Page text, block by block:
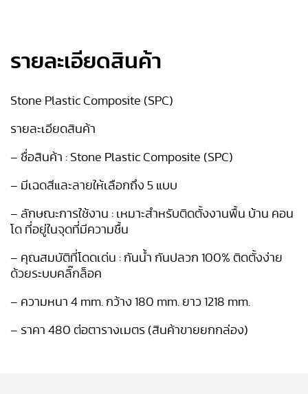
รายละเอียดสินค้า
Stone Plastic Composite (SPC)
รายละเอียดสินค้า
– ชื่อสินค้า : Stone Plastic Composite (SPC)
– มีเฉดสีและลายให้เลือกถึง 5 แบบ
– ลักษณะการใช้งาน : เหมาะสำหรับติดตั้งงานพื้น บ้าน คอน
โด ที่อยู่ในจุดที่มีความชื้น
– คุณสมบัติที่โดดเด่น : กันน้ำ กันปลวก 100% ติดตั้งง่าย
ด้วยระบบคลิ๊กล็อค
– ความหนา 4 mm. กว้าง 180 mm. ยาว 1218 mm.
– ราคา 480 ต่อตารางเมตร (สินค้าขายยกกล่อง)